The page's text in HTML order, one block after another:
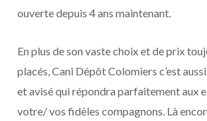
ouverte depuis 4 ans maintenant.
En plus de son vaste choix et de prix
placés, Cani Dépôt Colomiers c’est
et avisé qui répondra parfaitement aux
votre/ vos fidèles compagnons. Là